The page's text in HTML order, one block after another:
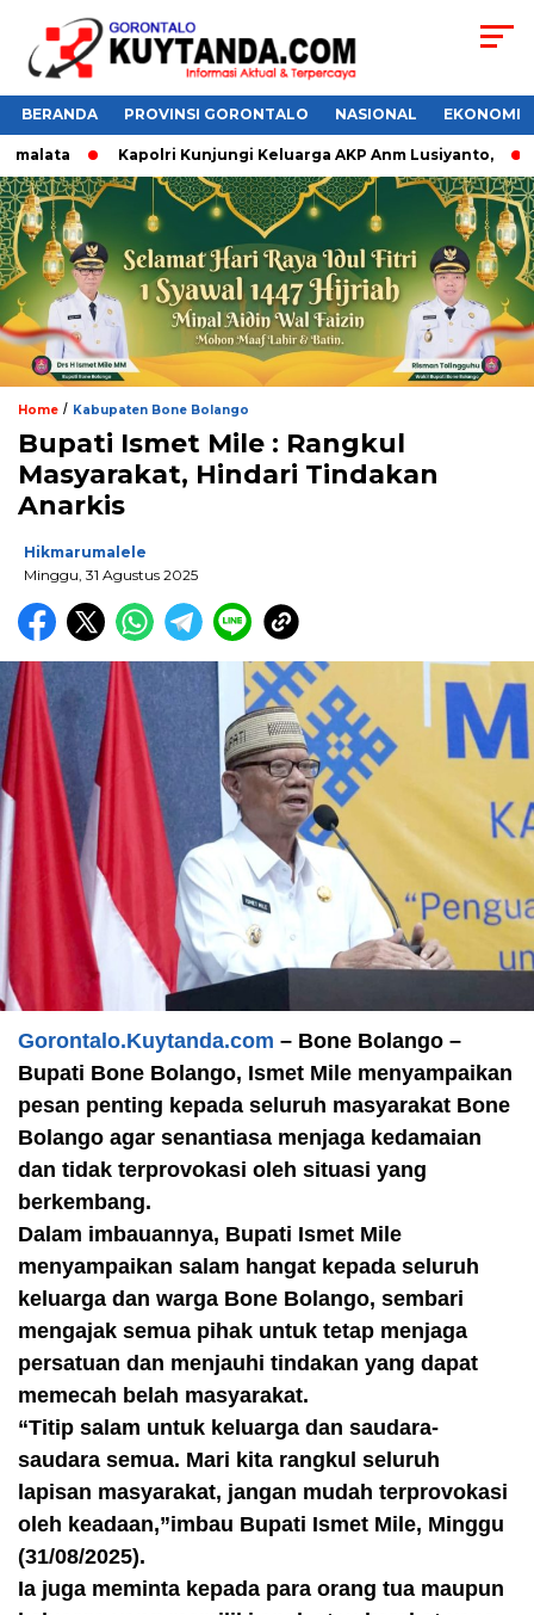
BERANDA PROVINSI GORONTALO NASIONAL EKONOMI
Kapolri Kunjungi Keluarga AKP Anm Lusiyanto,
Home / Kabupaten Bone Bolango
Bupati Ismet Mile : Rangkul
Masyarakat, Hindari Tindakan
Anarkis
Hikmarumalele
Minggu, 31 Agustus 2025
Gorontalo.Kuytanda.com – Bone Bolango –
Bupati Bone Bolango, Ismet Mile menyampaikan
pesan penting kepada seluruh masyarakat Bone
Bolango agar senantiasa menjaga kedamaian
dan tidak terprovokasi oleh situasi yang
berkembang.
Dalam imbauannya, Bupati Ismet Mile
menyampaikan salam hangat kepada seluruh
keluarga dan warga Bone Bolango, sembari
mengajak semua pihak untuk tetap menjaga
persatuan dan menjauhi tindakan yang dapat
memecah belah masyarakat.
“Titip salam untuk keluarga dan saudara-
saudara semua. Mari kita rangkul seluruh
lapisan masyarakat, jangan mudah terprovokasi
oleh keadaan,”imbau Bupati Ismet Mile, Minggu
(31/08/2025).
Ia juga meminta kepada para orang tua maupun